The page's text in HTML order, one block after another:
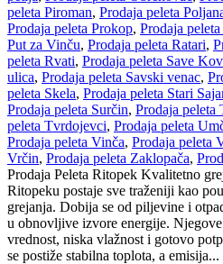
peleta Piroman, Prodaja peleta
Prodaja peleta Prokop, Prodaja
Put za Vinču, Prodaja peleta Ratari,
peleta Rvati, Prodaja peleta Save
ulica, Prodaja peleta Savski venac,
peleta Skela, Prodaja peleta Stari
Prodaja peleta Surčin, Prodaja peleta
peleta Tvrdojevci, Prodaja peleta
Prodaja peleta Vinča, Prodaja peleta
Vrčin, Prodaja peleta Zaklopača,
Prodaja Peleta Ritopek Kvalitetno
Ritopeku postaje sve traženiji kao
grejanja. Dobija se od piljevine i
u obnovljive izvore energije.
vrednost, niska vlažnost i gotovo
se postiže stabilna toplota, a emisija...